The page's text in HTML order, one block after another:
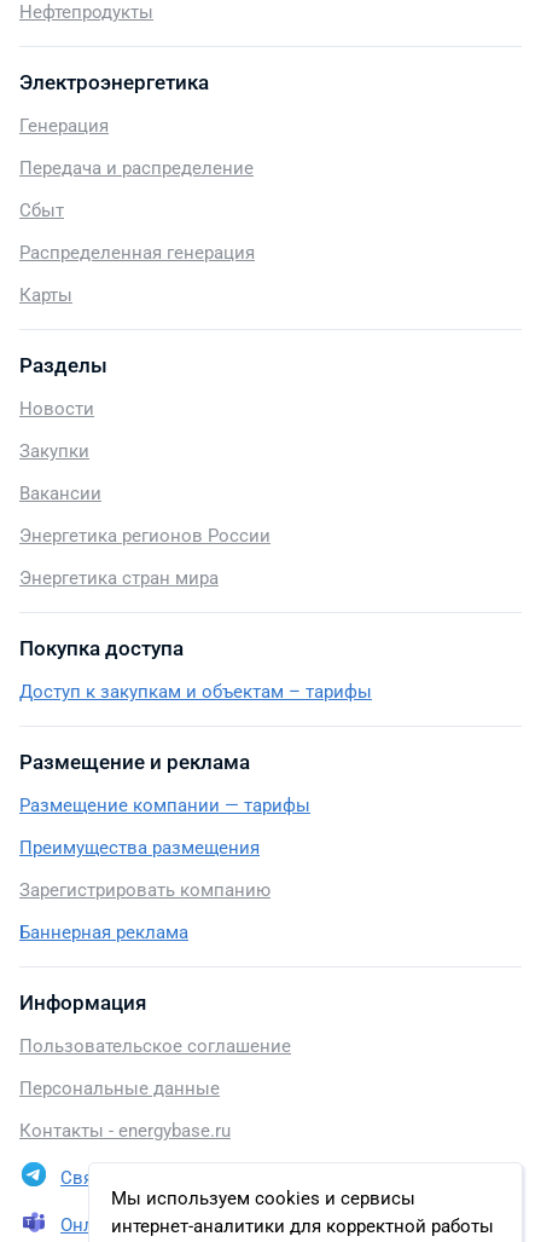
Мы используем cookies и сервисы
интернет-аналитики для корректной работы
Нефтепродукты
Электроэнергетика
Генерация
Передача и распределение
Сбыт
Распределенная генерация
Карты
Разделы
Новости
Закупки
Вакансии
Энергетика регионов России
Энергетика стран мира
Покупка доступа
Доступ к закупкам и объектам – тарифы
Размещение и реклама
Размещение компании — тарифы
Преимущества размещения
Зарегистрировать компанию
Баннерная реклама
Информация
Пользовательское соглашение
Персональные данные
Контакты - energybase.ru
Связаться в Telegram
Онлайн презентация